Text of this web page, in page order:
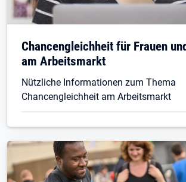
Chancengleichheit für Frauen
am Arbeitsmarkt
Nützliche Informationen zum Thema
Chancengleichheit am Arbeitsmarkt